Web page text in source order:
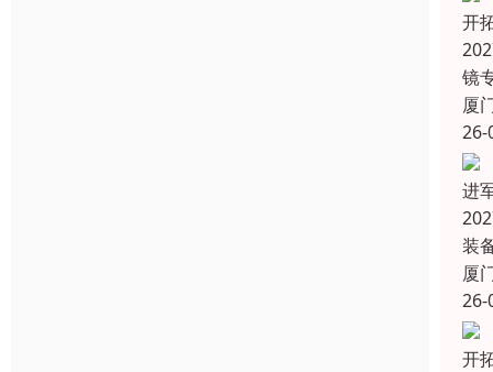
开
镜
厦
26-
进
装
厦
26-
开